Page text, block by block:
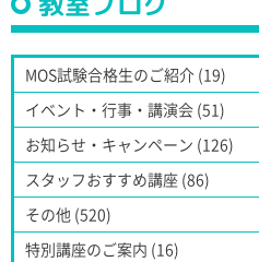
MOS試験合格生のご紹介 (19)
イベント・行事・講演会 (51)
お知らせ・キャンペーン (126)
スタッフおすすめ講座 (86)
その他 (520)
特別講座のご案内 (16)